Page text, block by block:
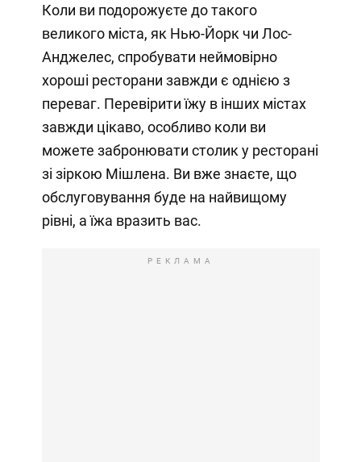
Коли ви подорожуєте до такого
великого міста, як Нью-Йорк чи Лос-
Анджелес, спробувати неймовірно
хороші ресторани завжди є однією з
переваг. Перевірити їжу в інших містах
завжди цікаво, особливо коли ви
можете забронювати столик у ресторані
зі зіркою Мішлена. Ви вже знаєте, що
обслуговування буде на найвищому
рівні, а їжа вразить вас.
РЕКЛАМА